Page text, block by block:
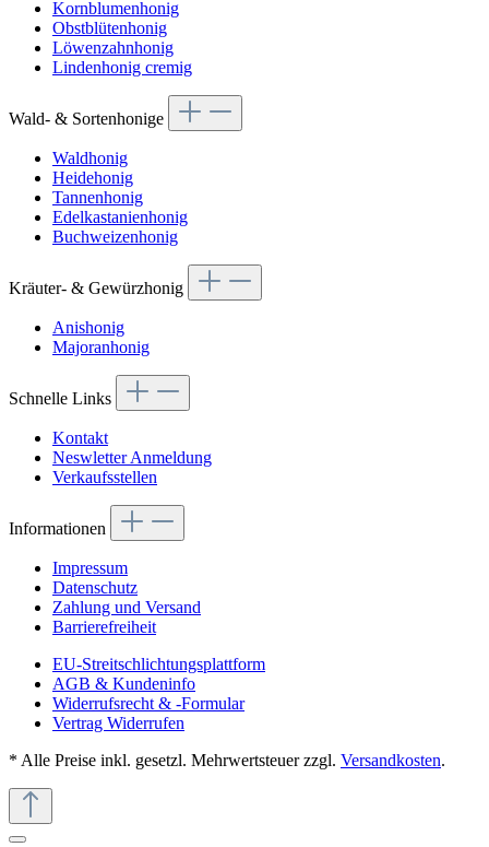
Kornblumenhonig
Obstblütenhonig
Löwenzahnhonig
Lindenhonig cremig
Wald- & Sortenhonige
Waldhonig
Heidehonig
Tannenhonig
Edelkastanienhonig
Buchweizenhonig
Kräuter- & Gewürzhonig
Anishonig
Majoranhonig
Schnelle Links
Kontakt
Neswletter Anmeldung
Verkaufsstellen
Informationen
Impressum
Datenschutz
Zahlung und Versand
Barrierefreiheit
EU-Streitschlichtungsplattform
AGB & Kundeninfo
Widerrufsrecht & -Formular
Vertrag Widerrufen
* Alle Preise inkl. gesetzl. Mehrwertsteuer zzgl. Versandkosten.